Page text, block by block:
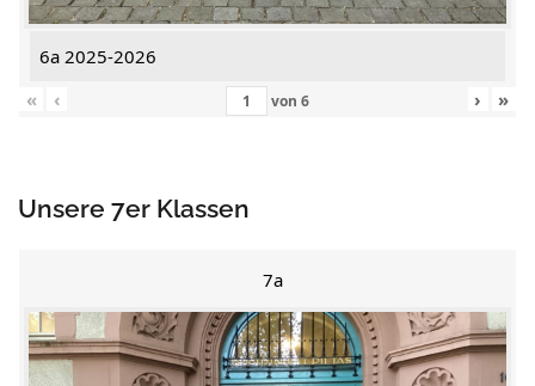
6a 2025-2026
«
‹ von 6 › »
Unsere 7er Klassen
7a